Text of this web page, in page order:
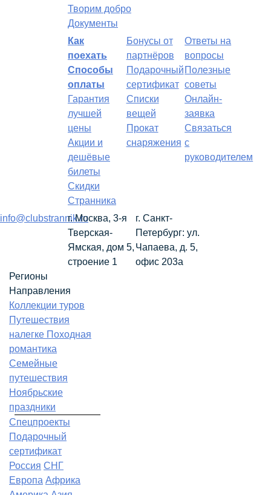
Творим добро
Документы
Как
поехать
Способы
оплаты
Гарантия
лучшей
цены
Акции и
дешёвые
билеты
Скидки
Странника
Бонусы от
партнёров
Подарочный
сертификат
Списки
вещей
Прокат
снаряжения
Ответы на
вопросы
Полезные
советы
Онлайн-
заявка
Связаться
с
руководителем
info@clubstrannik.ruг. Москва, 3-я
Тверская-
Ямская, дом 5,
строение 1
г. Санкт-
Петербург: ул.
Чапаева, д. 5,
офис 203а
Регионы
Направления
Коллекции туров
Путешествия
налегке Походная
романтика
Семейные
путешествия
Ноябрьские
праздники
Спецпроекты
Подарочный
сертификат
Россия СНГ
Европа Африка